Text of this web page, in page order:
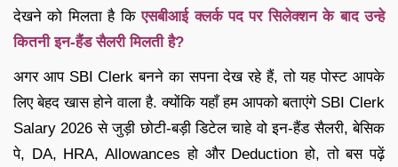
देखने को मिलता है किएसबीआई क्लर्क पद पर सिलेक्शन के बाद उन्हे
कितनी इन-हैंड सैलरी मिलती है?
अगर आप SBI Clerk बनने का सपना देख रहे हैं, तो यह पोस्ट आपके
लिए बेहद खास होने वाला है. क्योंकि यहाँ हम आपको बताएंगे SBI Clerk
Salary 2026 से जुड़ी छोटी-बड़ी डिटेल चाहे वो इन-हैंड सैलरी, बेसिक
पे, DA, HRA, Allowances हो और Deduction हो, तो बस पढ़ें